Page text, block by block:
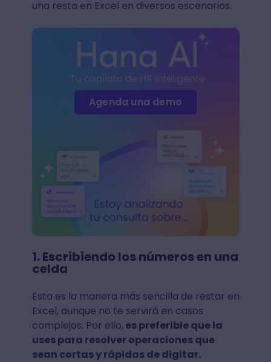
una resta en Excel en diversos escenarios.
Agenda una demo
1. Escribiendo los números en una
celda
Esta es la manera más sencilla de restar en
Excel, aunque no te servirá en casos
complejos. Por ello, es preferible que la
uses para resolver operaciones que
sean cortas y rápidas de digitar.